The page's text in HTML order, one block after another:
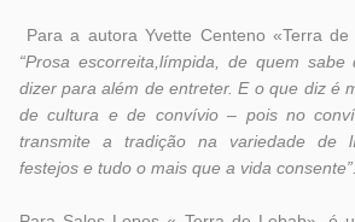
Para a autora Yvette Centeno «Terra
“Prosa escorreita,límpida, de quem
dizer para além de entreter. E o que diz é
de cultura e de convívio – pois no
transmite a tradição na variedade de
festejos e tudo o mais que a vida consente”.